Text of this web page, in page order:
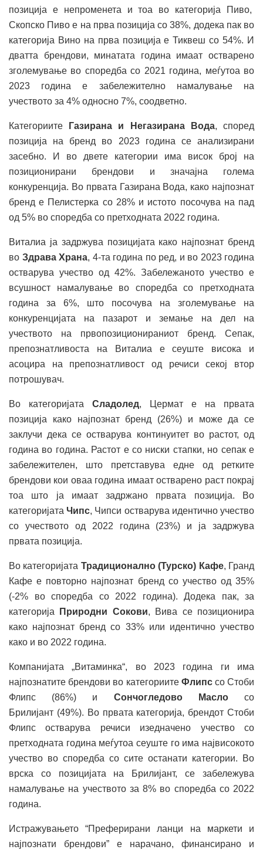
позиција е непроменета и тоа во категорија Пиво,
Скопско Пиво е на прва позиција со 38%, додека пак во
категорија Вино на прва позиција е Тиквеш со 54%. И
дватта брендови, минатата година имаат остварено
зголемување во споредба со 2021 година, меѓутоа во
2023 година е забележително намалување на
учеството за 4% односно 7%, соодветно.
Категориите Газирана и Негазирана Вода, според
позиција на бренд во 2023 година се анализирани
засебно. И во двете категории има висок број на
позиционирани брендови и значајна голема
конкуренција. Во првата Газирана Вода, како најпознат
бренд е Пелистерка со 28% и истото посочува на пад
од 5% во споредба со претходната 2022 година.
Виталиа ја зaдржува позицијата како најпознат бренд
во Здрава Храна, 4-та година по ред, и во 2023 година
остварува учество од 42%. Забележаното учество е
всушност намалување во споредба со претходната
година за 6%, што посочува на зголемување на
конкуренцијата на пазарот и земање на дел на
учеството на првопозиционираниот бренд. Сепак,
препознатливоста на Виталиа е сеуште висока и
асоцира на препознатливост од речиси секој втор
потрошувач.
Во категоријата Сладолед, Цермат е на првата
позиција како најпознат бренд (26%) и може да се
заклучи дека се остварува континуитет во растот, од
година во година. Растот е со ниски стапки, но сепак е
забележителен, што претставува едне од ретките
брендови кои оваа година имаат остварено раст покрај
тоа што ја имаат задржано првата позиција. Во
категоријатаЧипс, Чипси остварува идентично учество
со учеството од 2022 година (23%) и ја задржува
првата позиција.
Во категоријата Традиционално (Турско) Кафе, Гранд
Кафе е повторно најпознат бренд со учество од 35%
(-2% во споредба со 2022 година). Додека пак, за
категорија
Природни Сокови, Вива се позиционира
како најпознат бренд со 33% или идентично учество
како и во 2022 година.
Компанијата „Витаминка“, во 2023 година ги има
најпознатите брендови во категориите Флипссо Стоби
Флипс (86%) и Сончогледово Маслосо
Брилијант (49%). Во првата категорија, брендот Стоби
Флипс остварува речиси изедначено учество со
претходната година меѓутоа сеуште го има највисокото
учество во споредба со сите останати категории. Во
врска со позицијата на Брилијант, се забележува
намалување на учеството за 8% во споредба со 2022
година.
Истражувањето “Преферирани ланци на маркети и
најпознати брендови” е нарачано, финансирано и